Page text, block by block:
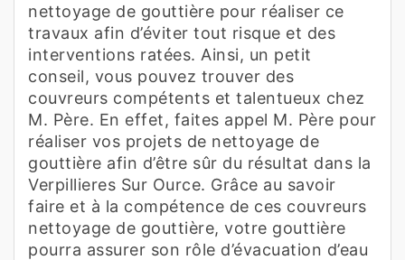
nettoyage de gouttière pour réaliser ce
travaux afin d’éviter tout risque et des
interventions ratées. Ainsi, un petit
conseil, vous pouvez trouver des
couvreurs compétents et talentueux chez
M. Père. En effet, faites appel M. Père pour
réaliser vos projets de nettoyage de
gouttière afin d’être sûr du résultat dans la
Verpillieres Sur Ource. Grâce au savoir
faire et à la compétence de ces couvreurs
nettoyage de gouttière, votre gouttière
pourra assurer son rôle d’évacuation d’eau